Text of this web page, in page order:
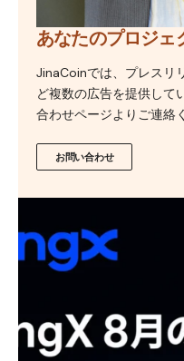
あなたのプロジェ
JinaCoinでは、プレスリ
ど複数の広告を提供して
合わせページよりご連絡
お問い合わせ